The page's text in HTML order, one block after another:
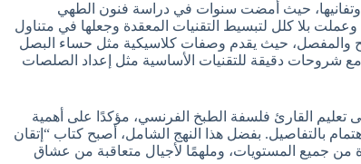
حيث أمضت سنوات في دراسة فنون الطهي
بلا كلل لتبسيط التقنيات المعقدة وجعلها في متناول
والمفصل، حيث يقدم وصفات كلاسيكية مثل حساء البصل
شروحات دقيقة للتقنيات الأساسية مثل إعداد الصلصات
القارئ فلسفة الطبخ الفرنسي، مؤكدًا على أهمية
بالتفاصيل. بفضل هذا النهج الشامل، أصبح كتاب “إتقان
من جميع المستويات، وملهمًا لأجيال متعاقبة من عشاق